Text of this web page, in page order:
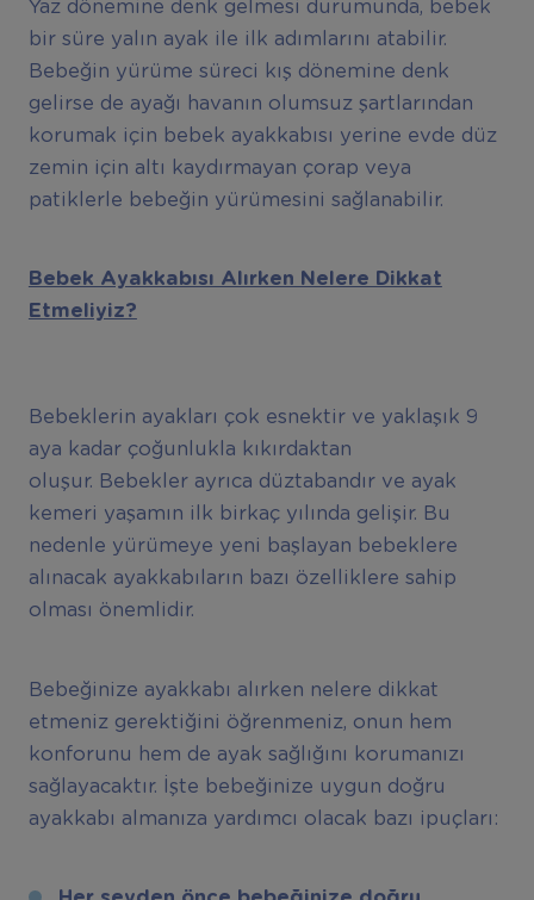
Yaz dönemine denk gelmesi durumunda, bebek
bir süre yalın ayak ile ilk adımlarını atabilir.
Bebeğin yürüme süreci kış dönemine denk
gelirse de ayağı havanın olumsuz şartlarından
korumak için bebek ayakkabısı yerine evde düz
zemin için altı kaydırmayan çorap veya
patiklerle bebeğin yürümesini sağlanabilir.
Bebek Ayakkabısı Alırken Nelere Dikkat
Etmeliyiz?
Bebeklerin ayakları çok esnektir ve yaklaşık 9
aya kadar çoğunlukla kıkırdaktan
oluşur. Bebekler ayrıca düztabandır ve ayak
kemeri yaşamın ilk birkaç yılında gelişir. Bu
nedenle yürümeye yeni başlayan bebeklere
alınacak ayakkabıların bazı özelliklere sahip
olması önemlidir.
Bebeğinize ayakkabı alırken nelere dikkat
etmeniz gerektiğini öğrenmeniz, onun hem
konforunu hem de ayak sağlığını korumanızı
sağlayacaktır. İşte bebeğinize uygun doğru
ayakkabı almanıza yardımcı olacak bazı ipuçları: